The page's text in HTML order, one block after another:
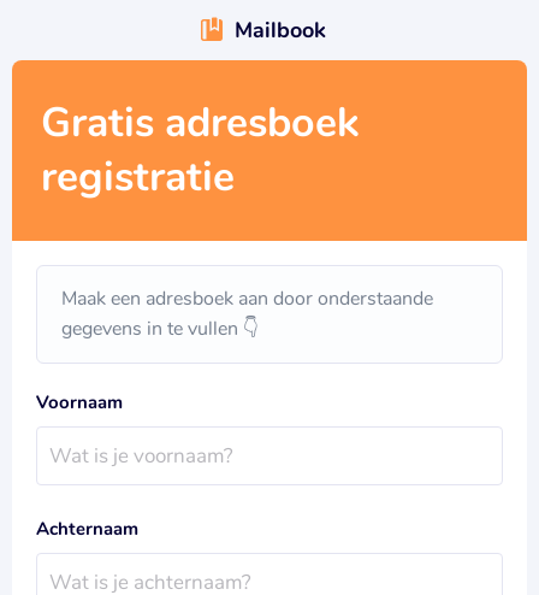
Mailbook
Gratis adresboek
registratie
Maak een adresboek aan door onderstaande
gegevens in te vullen 👇
Voornaam
Achternaam